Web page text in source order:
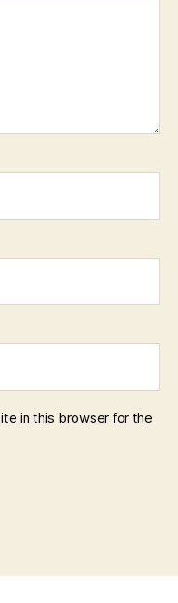
in this browser for the